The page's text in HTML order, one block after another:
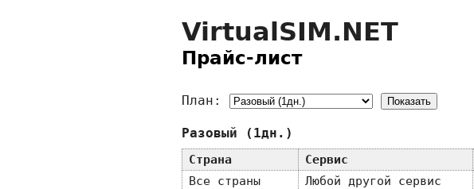
VirtualSIM.NET
Прайс-лист
План:
Разовый (1дн.)
Страна Сервис
Все страны
Любой другой сервис